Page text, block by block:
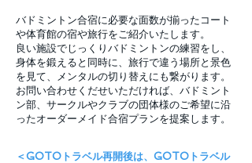
バドミントン合宿に必要な面数が揃ったコート
や体育館の宿や旅行をご紹介いたします。
良い施設でじっくりバドミントンの練習をし、
身体を鍛えると同時に、旅行で違う場所と景色
を見て、メンタルの切り替えにも繋がります。
お問い合わせくだせいただければ、バドミント
ン部、サークルやクラブの団体様のご希望に沿
ったオーダーメイド合宿プランを提案します。
＜GOTOトラベル再開後は、GOTOトラベル